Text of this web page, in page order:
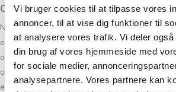
Vi bruger cookies til at tilpasse vores
annoncer, til at vise dig funktioner til
at analysere vores trafik. Vi deler også
din brug af vores hjemmeside med
for sociale medier,
analysepartnere. Vores partnere kan
aktivitet til strikkeklubben
Nu har vi Det Fantastiske Hæklespil og Det
er både sjove og underholende. Spillene er
og perfekt til strikkeklubben. Der er både en
og en hvor der strikkes. Strikke og Hæklespil
er perfekt til julefrokosten i hækleklubben/